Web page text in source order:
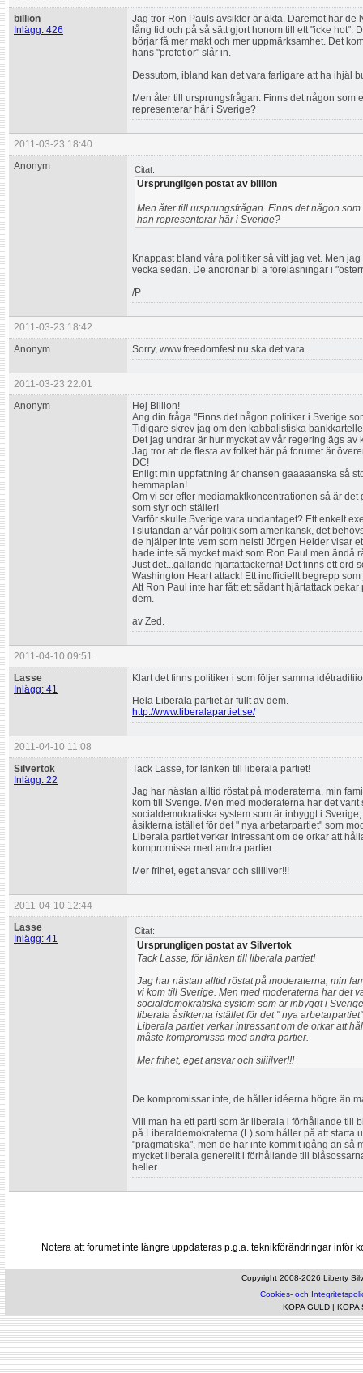
billion
Inlägg: 426
Jag tror Ron Pauls avsikter är äkta. Däremot har
lång tid och på så sätt gjort honom till ett "icke hot".
börjar få mer makt och mer uppmärksamhet. Det
hans "profetior" slår in.
Dessutom, ibland kan det vara farligare att ha ihjäl
Men åter till ursprungsfrågan. Finns det någon som
representerar här i Sverige?
2011-03-23 18:40
Anonym
Citat:
Ursprungligen postat av billion
Men åter till ursprungsfrågan. Finns det någon
han representerar här i Sverige?
Knappast bland våra politiker så vitt jag vet. Men
vecka sedan. De anordnar bl a föreläsningar i
/P
2011-03-23 18:42
Anonym
Sorry, www.freedomfest.nu ska det vara.
2011-03-23 22:01
Anonym
Hej Billion!
Ang din fråga "Finns det någon politiker i Sverige
Tidigare skrev jag om den kabbalistiska
Det jag undrar är hur mycket av vår regering ägs av
Jag tror att de flesta av folket här på forumet är
DC!
Enligt min uppfattning är chansen gaaaaanska så
hemmaplan!
Om vi ser efter mediamaktkoncentrationen så är
som styr och ställer!
Varför skulle Sverige vara undantaget? Ett enkelt
I slutändan är vår politik som amerikansk, det
de hjälper inte vem som helst! Jörgen Heider visar
hade inte så mycket makt som Ron Paul men ändå
Just det...gällande hjärtattackerna! Det finns ett ord
Washington Heart attack! Ett inofficiellt begrepp
Att Ron Paul inte har fått ett sådant hjärtattack
dem.
av Zed.
2011-04-10 09:51
Lasse
Inlägg: 41
Klart det finns politiker i som följer samma
Hela Liberala partiet är fullt av dem.
http://www.liberalapartiet.se/
2011-04-10 11:08
Silvertok
Inlägg: 22
Tack Lasse, för länken till liberala partiet!
Jag har nästan alltid röstat på moderaterna, min
kom till Sverige. Men med moderaterna har det
socialdemokratiska system som är inbyggt i
åsikterna istället för det " nya arbetarpartiet" som
Liberala partiet verkar intressant om de orkar att
kompromissa med andra partier.
Mer frihet, eget ansvar och siiiilver!!!
2011-04-10 12:44
Lasse
Inlägg: 41
Citat:
Ursprungligen postat av Silvertok
Tack Lasse, för länken till liberala partiet!
Jag har nästan alltid röstat på moderaterna, min
vi kom till Sverige. Men med moderaterna har det
socialdemokratiska system som är inbyggt i
liberala åsikterna istället för det " nya
Liberala partiet verkar intressant om de orkar att
måste kompromissa med andra partier.
Mer frihet, eget ansvar och siiiilver!!!
De kompromissar inte, de håller idéerna högre än
Vill man ha ett parti som är liberala i förhållande till
på Liberaldemokraterna (L) som håller på att starta
"pragmatiska", men de har inte kommit igång än så
mycket liberala generellt i förhållande till
heller.
Notera att forumet inte längre uppdateras p.g.a. teknikförändringar inför
Copyright 2008-2026 Liberty
Cookies- och
KÖPA GULD| KÖPA